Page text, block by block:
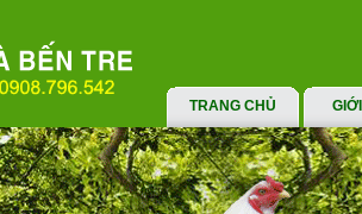
TRANG CHỦ